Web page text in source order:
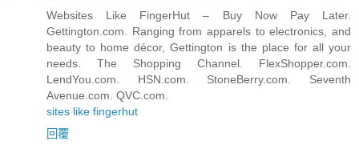
Websites Like FingerHut – Buy Now Pay Later.
Gettington.com. Ranging from apparels to electronics, and
beauty to home décor, Gettington is the place for all your
needs. The Shopping Channel. FlexShopper.com.
LendYou.com. HSN.com. StoneBerry.com. Seventh
Avenue.com. QVC.com.
sites like fingerhut
回覆